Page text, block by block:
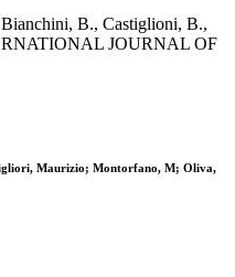
B., Castiglioni, B.,
JOURNAL OF
Maurizio; Montorfano, M; Oliva,